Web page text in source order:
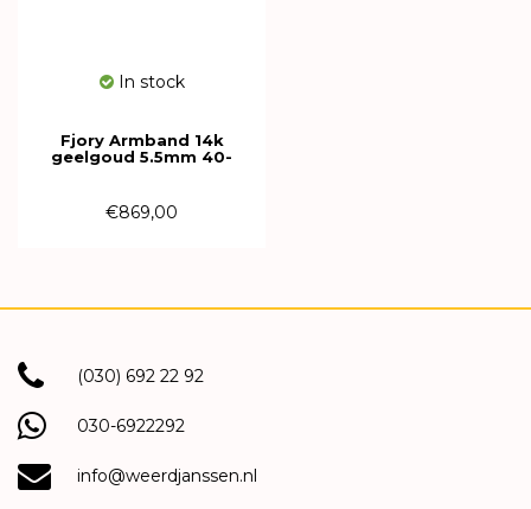
In stock
Fjory Armband 14k
geelgoud 5.5mm 40-
€869,00
(030) 692 22 92
030-6922292
info@weerdjanssen.nl